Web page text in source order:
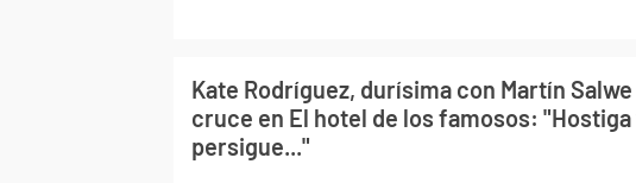
Kate Rodríguez, durísima con Martín
cruce en El hotel de los famosos: "Hostiga
persigue..."